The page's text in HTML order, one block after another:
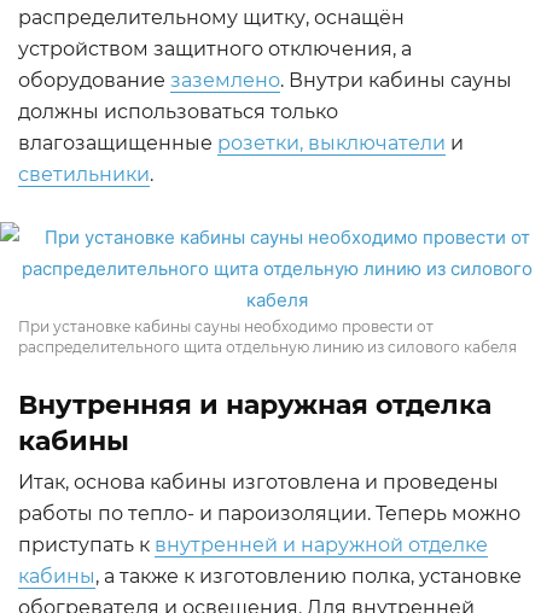
распределительному щитку, оснащён
устройством защитного отключения, а
оборудование заземлено. Внутри кабины сауны
должны использоваться только
влагозащищенные розетки, выключатели и
светильники.
При установке кабины сауны необходимо провести от
распределительного щита отдельную линию из силового кабеля
Внутренняя и наружная отделка
кабины
Итак, основа кабины изготовлена и проведены
работы по тепло- и пароизоляции. Теперь можно
приступать к внутренней и наружной отделке
кабины, а также к изготовлению полка, установке
обогревателя и освещения. Для внутренней